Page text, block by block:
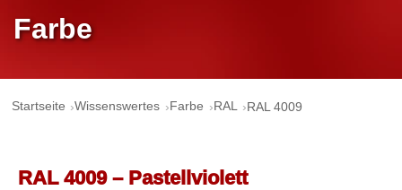
Farbe
Startseite Wissenswertes Farbe RAL RAL 4009
RAL 4009 – Pastellviolett